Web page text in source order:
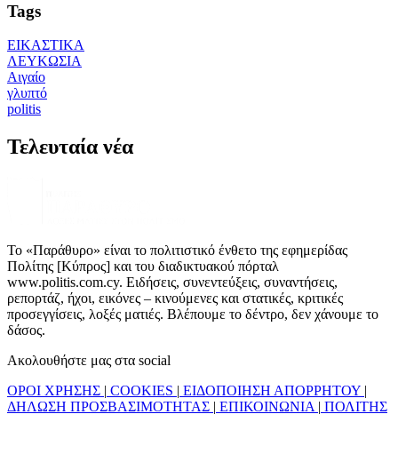
Tags
ΕΙΚΑΣΤΙΚΑ
ΛΕΥΚΩΣΙΑ
Αιγαίο
γλυπτό
politis
Τελευταία νέα
Το «Παράθυρο» είναι το πολιτιστικό ένθετο της εφημερίδας
Πολίτης [Κύπρος] και του διαδικτυακού πόρταλ
www.politis.com.cy. Ειδήσεις, συνεντεύξεις, συναντήσεις,
ρεπορτάζ, ήχοι, εικόνες – κινούμενες και στατικές, κριτικές
προσεγγίσεις, λοξές ματιές. Βλέπουμε το δέντρο, δεν χάνουμε το
δάσος.
Ακολουθήστε μας στα social
ΟΡΟΙ ΧΡΗΣΗΣ | COOKIES | ΕΙΔΟΠΟΙΗΣΗ ΑΠΟΡΡΗΤΟΥ |
ΔΗΛΩΣΗ ΠΡΟΣΒΑΣΙΜΟΤΗΤΑΣ | ΕΠΙΚΟΙΝΩΝΙΑ | ΠΟΛΙΤΗΣ